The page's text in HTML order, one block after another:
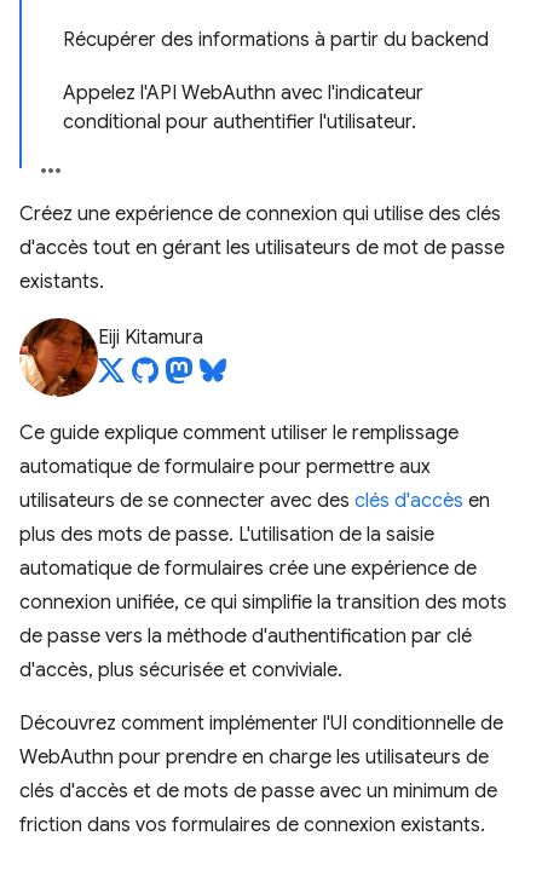
Récupérer des informations à partir du backend
Appelez l'API WebAuthn avec l'indicateur
conditional pour authentifier l'utilisateur.
Créez une expérience de connexion qui utilise des clés
d'accès tout en gérant les utilisateurs de mot de passe
existants.
Eiji Kitamura
Ce guide explique comment utiliser le remplissage
automatique de formulaire pour permettre aux
utilisateurs de se connecter avec des clés d'accès en
plus des mots de passe. L'utilisation de la saisie
automatique de formulaires crée une expérience de
connexion unifiée, ce qui simplifie la transition des mots
de passe vers la méthode d'authentification par clé
d'accès, plus sécurisée et conviviale.
Découvrez comment implémenter l'UI conditionnelle de
WebAuthn pour prendre en charge les utilisateurs de
clés d'accès et de mots de passe avec un minimum de
friction dans vos formulaires de connexion existants.